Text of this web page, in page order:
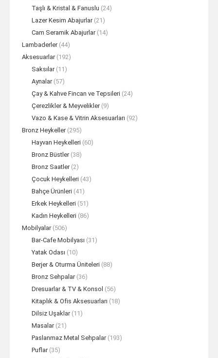
Taşlı & Kristal & Fanuslu (24)
Lazer Kesim Abajurlar (21)
Cam Seramik Abajurlar (14)
Lambaderler (44)
Aksesuarlar (192)
Saksılar (11)
Aynalar (57)
Çay & Kahve Fincan ve Tepsileri (24)
Çerezlikler & Meyvelikler (9)
Vazo & Kase & Vitrin Aksesuarları (92)
Bronz Heykeller (295)
Hayvan Heykelleri (60)
Bronz Büstler (38)
Bronz Saatler (2)
Çocuk Heykelleri (43)
Bahçe Ürünleri (41)
Erkek Heykelleri (51)
Kadın Heykelleri (86)
Mobilyalar (506)
Bar-Cafe Mobilyası (31)
Yatak Odası (10)
Berjer & Oturma Üniteleri (88)
Bronz Sehpalar (36)
Dresuarlar & TV & Konsol (56)
Kitaplık & Ofis Aksesuarları (18)
Dilsiz Uşaklar (11)
Masalar (21)
Paslanmaz Metal Sehpalar (193)
Puflar (35)